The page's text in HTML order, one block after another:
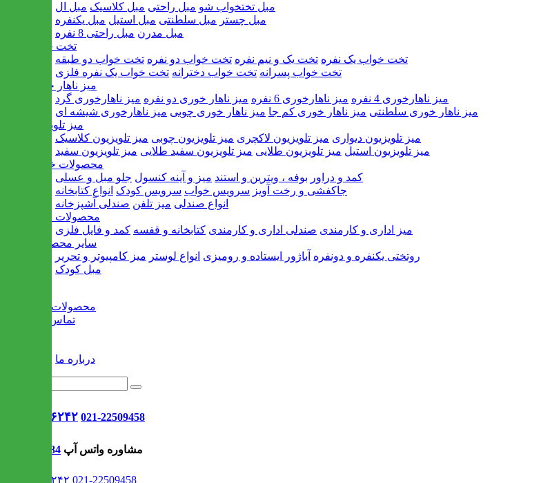
مبل تختخواب شو مبل راحتی مبل کلاسیک مبل ال
مبل چستر مبل سلطنتی مبل استیل مبل یکنفره
مبل مدرن مبل راحتی 8 نفره
تخت خواب
تخت خواب یک نفره تخت یک و نیم نفره تخت خواب دو نفره تخت خواب دو طبقه
تخت خواب پسرانه تخت خواب دخترانه تخت خواب یک نفره فلزی
میز ناهار خوری
میز ناهارخوری 4 نفره
میز ناهارخوری 6 نفره میز ناهار خوری دو نفره میز ناهارخوری گرد
میز ناهار خوری سلطنتی میز ناهار خوری کم جا میز ناهار خوری چوبی میز ناهارخوری شیشه ای
میز تلویزیون
میز تلویزیون دیواری میز تلویزیون لاکچری میز تلویزیون چوبی میز تلویزیون کلاسیک
میز تلویزیون استیل میز تلویزیون طلایی میز تلویزیون سفید طلایی میز تلویزیون سفید
محصولات خانگی
کمد و دراور بوفه ، ویترین و استند میز و آینه کنسول جلو مبل و عسلی
جاکفشی و رخت آویز سرویس خواب سرویس کودک انواع کتابخانه
انواع صندلی میز تلفن صندلی آشپزخانه
محصولات اداری
میز اداری و کارمندی صندلی اداری و کارمندی کتابخانه و قفسه کمد و فایل فلزی
سایر محصولات
روتختی یکنفره و دونفره آباژور ایستاده و رومیزی انواع لوستر میز کامپیوتر و تحریر
مبل کودک
محصولات جدید
تماس با ما
درباره ما
021-۹۱۳۰۶۲۴۲ 021-22509458
09302308484 مشاوره واتس آپ
021-۹۱۳۰۶۲۴۲ 021-22509458